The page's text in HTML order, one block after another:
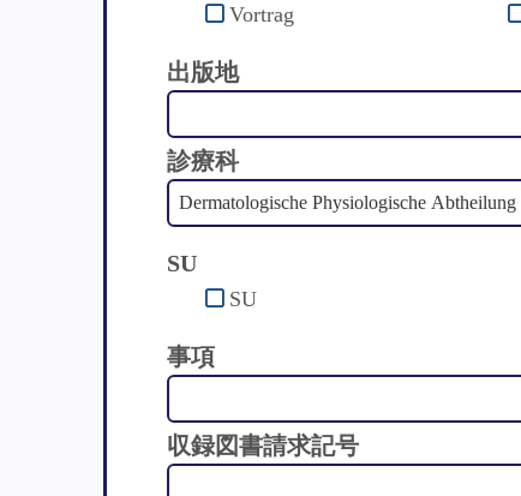
Vortrag
出版地
診療科
SU
SU
事項
収録図書請求記号